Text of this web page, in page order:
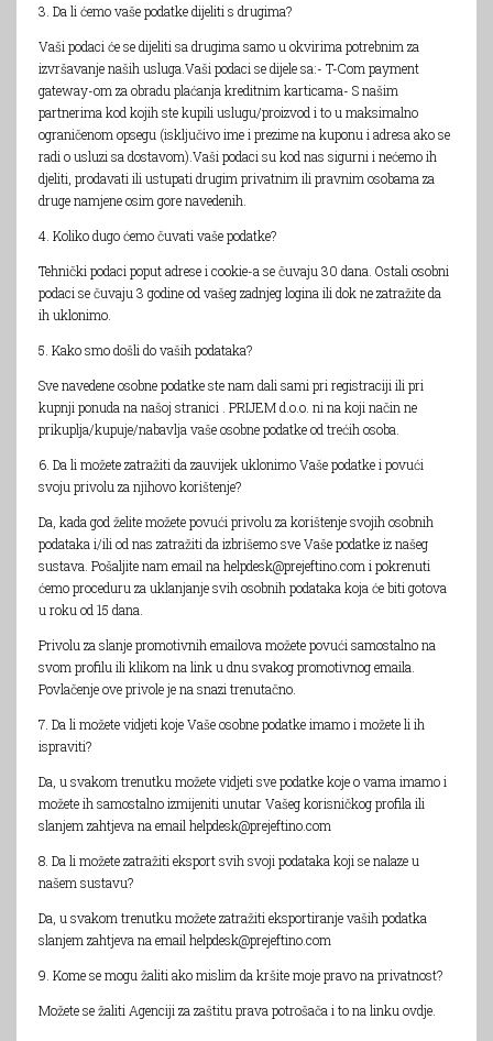
3. Da li ćemo vaše podatke dijeliti s drugima?
Vaši podaci će se dijeliti sa drugima samo u okvirima potrebnim za
izvršavanje naših usluga.Vaši podaci se dijele sa:- T-Com payment
gateway-om za obradu plaćanja kreditnim karticama- S našim
partnerima kod kojih ste kupili uslugu/proizvod i to u maksimalno
ograničenom opsegu (isključivo ime i prezime na kuponu i adresa ako se
radi o usluzi sa dostavom).Vaši podaci su kod nas sigurni i nećemo ih
djeliti, prodavati ili ustupati drugim privatnim ili pravnim osobama za
druge namjene osim gore navedenih.
4. Koliko dugo ćemo čuvati vaše podatke?
Tehnički podaci poput adrese i cookie-a se čuvaju 30 dana. Ostali osobni
podaci se čuvaju 3 godine od vašeg zadnjeg logina ili dok ne zatražite da
ih uklonimo.
5. Kako smo došli do vaših podataka?
Sve navedene osobne podatke ste nam dali sami pri registraciji ili pri
kupnji ponuda na našoj stranici . PRIJEM d.o.o. ni na koji način ne
prikuplja/kupuje/nabavlja vaše osobne podatke od trećih osoba.
6. Da li možete zatražiti da zauvijek uklonimo Vaše podatke i povući
svoju privolu za njihovo korištenje?
Da, kada god želite možete povući privolu za korištenje svojih osobnih
podataka i/ili od nas zatražiti da izbrišemo sve Vaše podatke iz našeg
sustava. Pošaljite nam email na helpdesk@prejeftino.com i pokrenuti
ćemo proceduru za uklanjanje svih osobnih podataka koja će biti gotova
u roku od 15 dana.
Privolu za slanje promotivnih emailova možete povući samostalno na
svom profilu ili klikom na link u dnu svakog promotivnog emaila.
Povlačenje ove privole je na snazi trenutačno.
7. Da li možete vidjeti koje Vaše osobne podatke imamo i možete li ih
ispraviti?
Da, u svakom trenutku možete vidjeti sve podatke koje o vama imamo i
možete ih samostalno izmijeniti unutar Vašeg korisničkog profila ili
slanjem zahtjeva na email helpdesk@prejeftino.com
8. Da li možete zatražiti eksport svih svoji podataka koji se nalaze u
našem sustavu?
Da, u svakom trenutku možete zatražiti eksportiranje vaših podatka
slanjem zahtjeva na email helpdesk@prejeftino.com
9. Kome se mogu žaliti ako mislim da kršite moje pravo na privatnost?
Možete se žaliti Agenciji za zaštitu prava potrošača i to na linku ovdje.